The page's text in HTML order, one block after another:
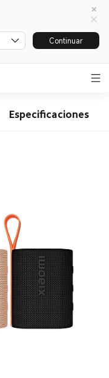
Continuar
Especificaciones